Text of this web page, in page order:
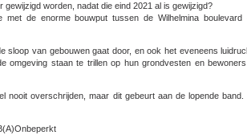
gewijzigd worden, nadat die eind 2021 al is gewijzigd?
met de enorme bouwput tussen de Wilhelmina boulevard
sloop van gebouwen gaat door, en ook het eveneens
omgeving staan te trillen op hun grondvesten en
nooit overschrijden, maar dit gebeurt aan de lopende band.